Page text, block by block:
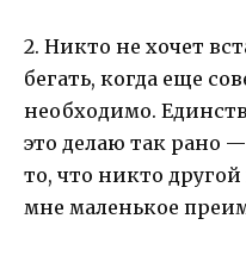
2. Никто не хочет
бегать, когда еще
необходимо.
это делаю так рано
то, что никто другой
мне маленькое